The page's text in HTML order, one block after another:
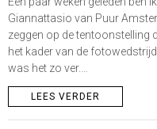
Giannattasio van Puur
zeggen op de tentoonstelling
het kader van de
was het zo ver.…
LEES VERDER